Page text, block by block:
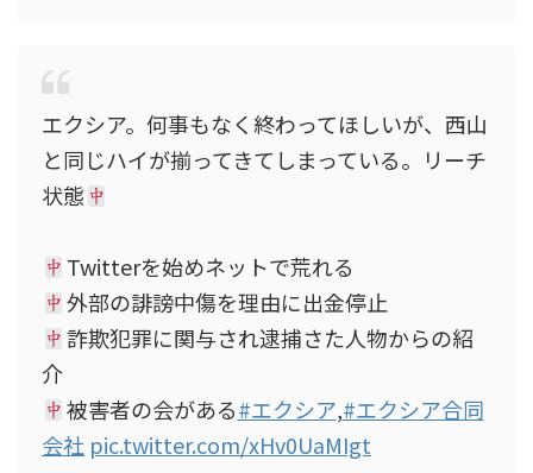
エクシア。何事もなく終わってほしいが、西山
と同じハイが揃ってきてしまっている。リーチ
状態
Twitterを始めネットで荒れる
外部の誹謗中傷を理由に出金停止
詐欺犯罪に関与され逮捕さた人物からの紹
介
被害者の会がある#エクシア,#エクシア合同
会社 pic.twitter.com/xHv0UaMIgt